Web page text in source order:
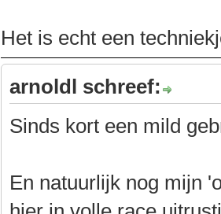
Het is echt een
arnoldl schreef:
Sinds kort een mild
En natuurlijk nog mijn